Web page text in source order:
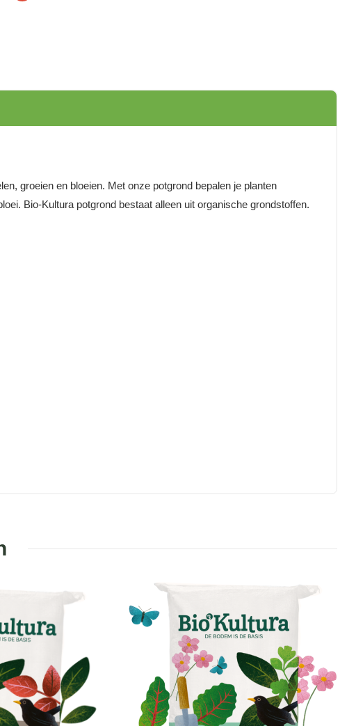
groeien en bloeien. Met onze potgrond bepalen je planten
Bio-Kultura potgrond bestaat alleen uit organische grondstoffen.